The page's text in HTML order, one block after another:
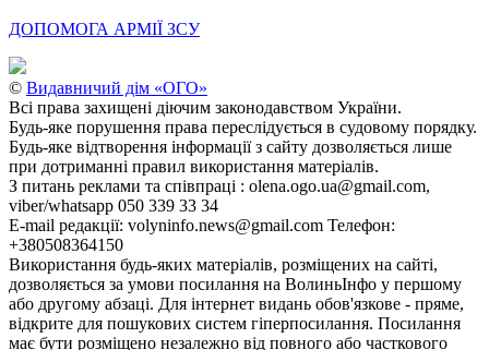
ДОПОМОГА АРМІЇ ЗСУ
© Видавничий дім «ОГО»
Всі права захищені діючим законодавством України.
Будь-яке порушення права переслідується в судовому порядку.
Будь-яке відтворення інформації з сайту дозволяється лише
при дотриманні правил використання матеріалів.
З питань реклами та співпраці : olena.ogo.ua@gmail.com,
viber/whatsapp 050 339 33 34
E-mail редакції: volyninfo.news@gmail.com Телефон:
+380508364150
Використання будь-яких матеріалів, розміщених на сайті,
дозволяється за умови посилання на ВолиньІнфо у першому
або другому абзаці. Для інтернет видань обов'язкове - пряме,
відкрите для пошукових систем гіперпосилання. Посилання
має бути розміщено незалежно від повного або часткового